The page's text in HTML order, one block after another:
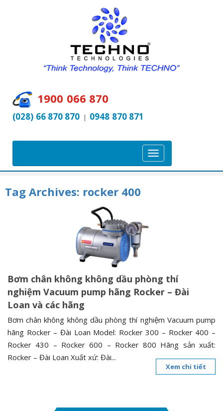
1900 066 870
(028) 66 870 870 | 0948 870 871
T
o
g
a
i
o
n
Tag Archives: rocker 400
Bơm chân không không dầu phòng thí
nghiệm Vacuum pump hãng Rocker – Đài
Loan và các hãng
Bơm chân không không dầu phòng thí nghiệm Vacuum pump
hãng Rocker – Đài Loan Model: Rocker 300 – Rocker 400 –
Rocker 430 – Rocker 600 – Rocker 800 Hãng sản xuất:
Rocker – Đài Loan Xuất xứ: Đài...
Xem chi tiết